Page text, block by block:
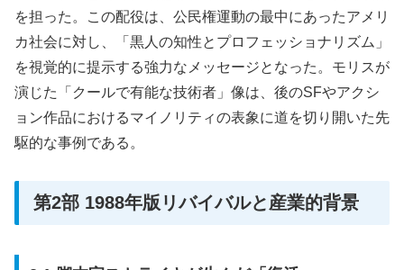
を担った。この配役は、公民権運動の最中にあったアメリ
カ社会に対し、「黒人の知性とプロフェッショナリズム」
を視覚的に提示する強力なメッセージとなった。モリスが
演じた「クールで有能な技術者」像は、後のSFやアクシ
ョン作品におけるマイノリティの表象に道を切り開いた先
駆的な事例である。
第2部 1988年版リバイバルと産業的背景